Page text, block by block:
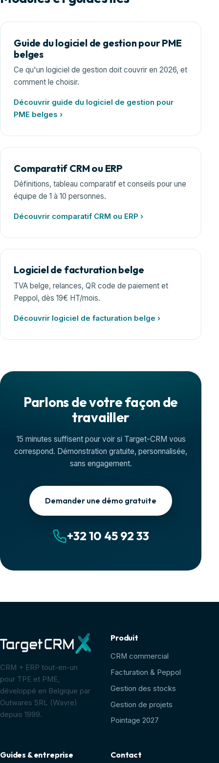
Guide du logiciel de gestion pour PME
belges
Ce qu'un logiciel de gestion doit couvrir en 2026, et
comment le choisir.
Découvrir guide du logiciel de gestion pour
PME belges ›
Comparatif CRM ou ERP
Définitions, tableau comparatif et conseils pour une
équipe de 1 à 10 personnes.
Découvrir comparatif CRM ou ERP ›
Logiciel de facturation belge
TVA belge, relances, QR code de paiement et
Peppol, dès 19€ HT/mois.
Découvrir logiciel de facturation belge ›
Parlons de votre façon de
travailler
15 minutes suffisent pour voir si Target-CRM vous
correspond. Démonstration gratuite, personnalisée,
sans engagement.
Demander une démo gratuite
+32 10 45 92 33
CRM + ERP tout-en-un
pour TPE et PME,
développé en Belgique par
Outwares SRL (Wavre)
depuis 1999.
Produit
CRM commercial
Facturation & Peppol
Gestion des stocks
Gestion de projets
Pointage 2027
Guides & entreprise Contact